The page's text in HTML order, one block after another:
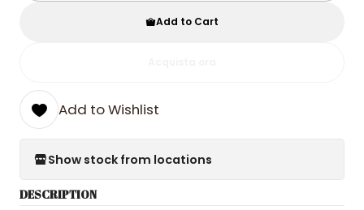
Add to Cart
Add to Wishlist
Show stock from locations
DESCRIPTION